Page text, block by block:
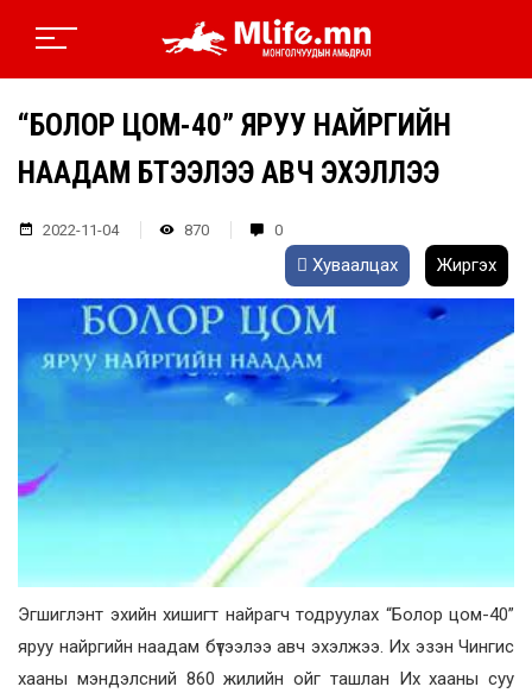
“БОЛОР ЦОМ-40” ЯРУУ НАЙРГИЙН
НААДАМ БҮТЭЭЛЭЭ АВЧ ЭХЭЛЛЭЭ
2022-11-04 870 0
Хуваалцах Жиргэх
Эгшиглэнт эхийн хишигт найрагч тодруулах “Болор цом-40”
яруу найргийн наадам бүтээлээ авч эхэлжээ. Их эзэн Чингис
хааны мэндэлсний 860 жилийн ойг ташлан Их хааны суу